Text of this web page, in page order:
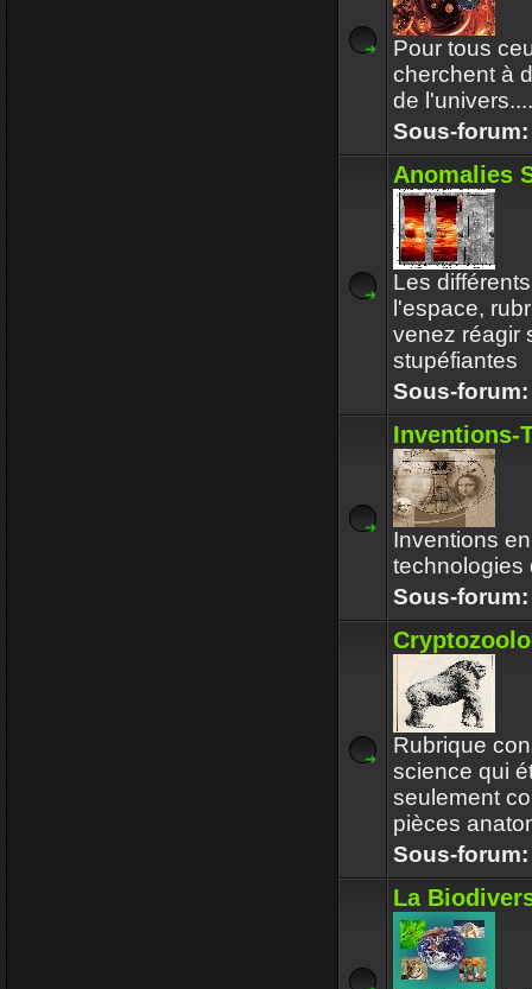
Pour tous
cherchent à
de
Sous-
Anomalies
Les
l'espace,
venez réagir
stupéfiantes
Sous-
Inventions-
Inventions
technologies
Sous-
Rubrique
science qui
seulement
pièces
Sous-
La